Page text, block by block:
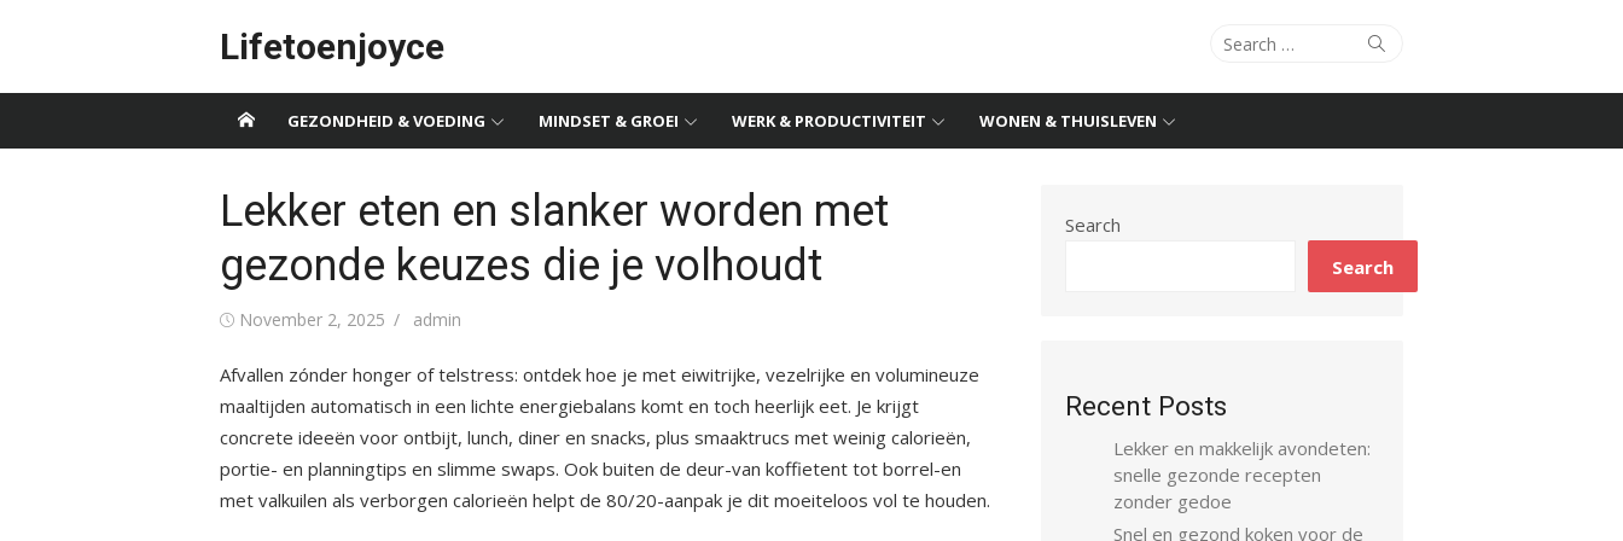
Lifetoenjoyce
Search
Search
GEZONDHEID & VOEDING MINDSET & GROEI WERK & PRODUCTIVITEIT WONEN & THUISLEVEN
Lekker eten en slanker worden met
gezonde keuzes die je volhoudt
Posted
November 2, 2025 Author
admin
Afvallen zónder honger of telstress: ontdek hoe je met eiwitrijke, vezelrijke en volumineuze
maaltijden automatisch in een lichte energiebalans komt en toch heerlijk eet. Je krijgt
concrete ideeën voor ontbijt, lunch, diner en snacks, plus smaaktrucs met weinig calorieën,
portie- en planningtips en slimme swaps. Ook buiten de deur-van koffietent tot borrel-en
met valkuilen als verborgen calorieën helpt de 80/20-aanpak je dit moeiteloos vol te houden.
Search
Search
Recent Posts
Lekker en makkelijk avondeten:
snelle gezonde recepten
zonder gedoe
Snel en gezond koken voor de